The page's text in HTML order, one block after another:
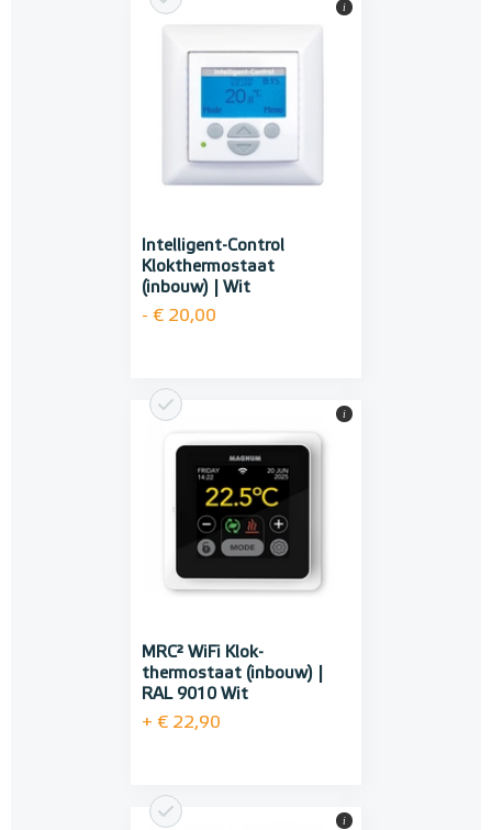
Intelligent-Control
Klokthermostaat
(inbouw) | Wit
- € 20,00
i
MRC² WiFi Klok-
thermostaat (inbouw) |
RAL 9010 Wit
+ € 22,90
i
i